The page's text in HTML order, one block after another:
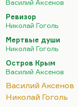
«Остров Крым» и
Собственно, и
нужна была
особенного,
писать «Мертвые
поместного
Василий Аксенов
Ревизор
Николай Гоголь
Мертвые души
Николай Гоголь
Остров Крым
Василий Аксенов
Василий Аксенов
Николай Гоголь